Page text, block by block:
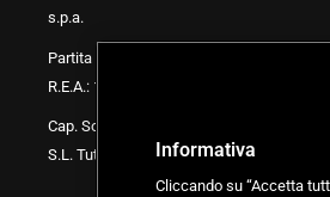
s.p.a.
Partita IVA, CF e R.I.: 08072811006
R.E.A.: 1781820
Cap. Soc. 5.955.000,00 € i.v.
S.L. Tutti i diritti sono riservati
Informativa
Cliccando su “Accetta